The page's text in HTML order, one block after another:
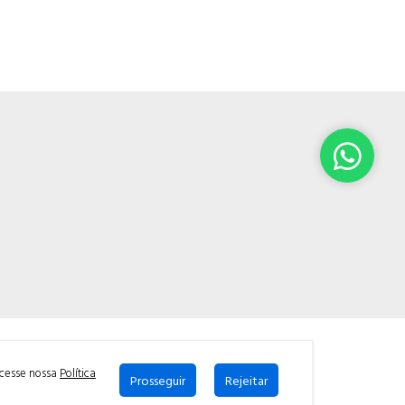
Powered by:
nossa Política Prosseguir Rejeitar